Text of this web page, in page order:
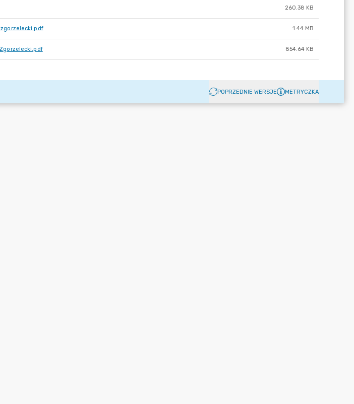
260.38 KB
1.44 MB
854.64 KB
POPRZEDNIE WERSJE METRYCZKA